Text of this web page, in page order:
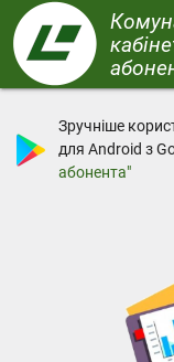
Перейти
до
основного
вмісту
Зручніше
для Android з
абонента"